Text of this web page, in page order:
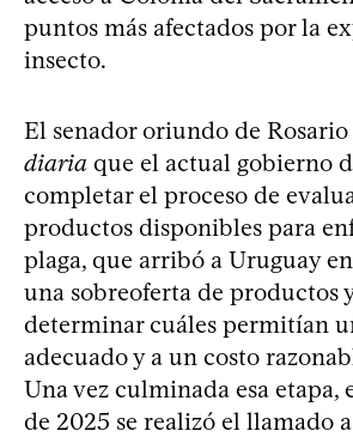
puntos más afectados por la
insecto.
El senador oriundo de
diaria que el actual gobierno
completar el proceso de
productos disponibles para
plaga, que arribó a Uruguay
una sobreoferta de productos
determinar cuáles permitían
adecuado y a un costo
Una vez culminada esa etapa,
de 2025 se realizó el llamado